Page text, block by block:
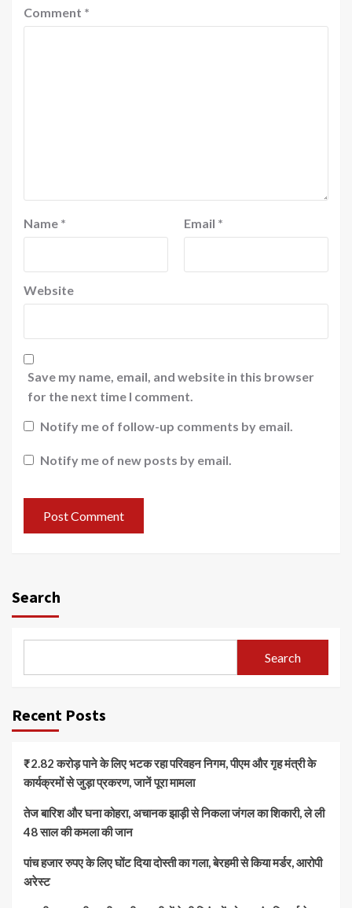
Comment *
Name * Email *
Website
Save my name, email, and website in this browser
for the next time I comment.
Notify me of follow-up comments by email.
Notify me of new posts by email.
Search
Search
Recent Posts
₹2.82 करोड़ पाने के लिए भटक रहा परिवहन निगम, पीएम और गृह मंत्री के
कार्यक्रमों से जुड़ा प्रकरण, जानें पूरा मामला
तेज बारिश और घना कोहरा, अचानक झाड़ी से निकला जंगल का शिकारी, ले ली
48 साल की कमला की जान
पांच हजार रुपए के लिए घोंट दिया दोस्ती का गला, बेरहमी से किया मर्डर, आरोपी
अरेस्ट